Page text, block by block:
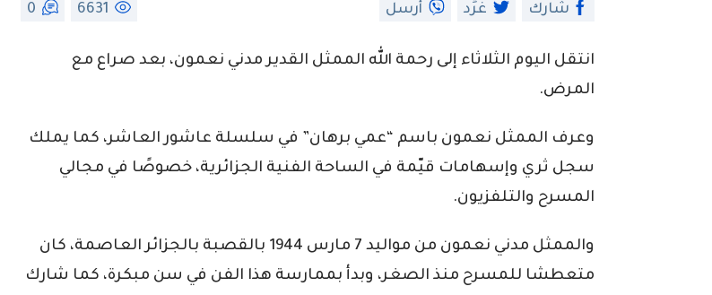
شارك غرِّد أرسل 6631
0
انتقل اليوم الثلاثاء إلى رحمة الله الممثل القدير مدني نعمون، بعد صراع مع
المرض.
وعرف الممثل نعمون باسم “عمي برهان” في سلسلة عاشور العاشر، كما يملك
سجل ثري وإسهامات قيّمة في الساحة الفنية الجزائرية، خصوصًا في مجالي
المسرح والتلفزيون.
والممثل مدني نعمون من مواليد 7 مارس 1944 بالقصبة بالجزائر العاصمة، كان
متعطشا للمسرح منذ الصغر، وبدأ بممارسة هذا الفن في سن مبكرة، كما شارك